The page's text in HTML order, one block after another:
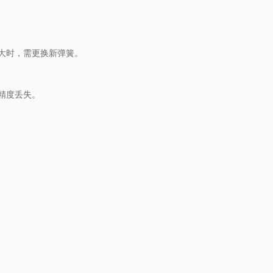
，需更换新弹簧。
丢失。